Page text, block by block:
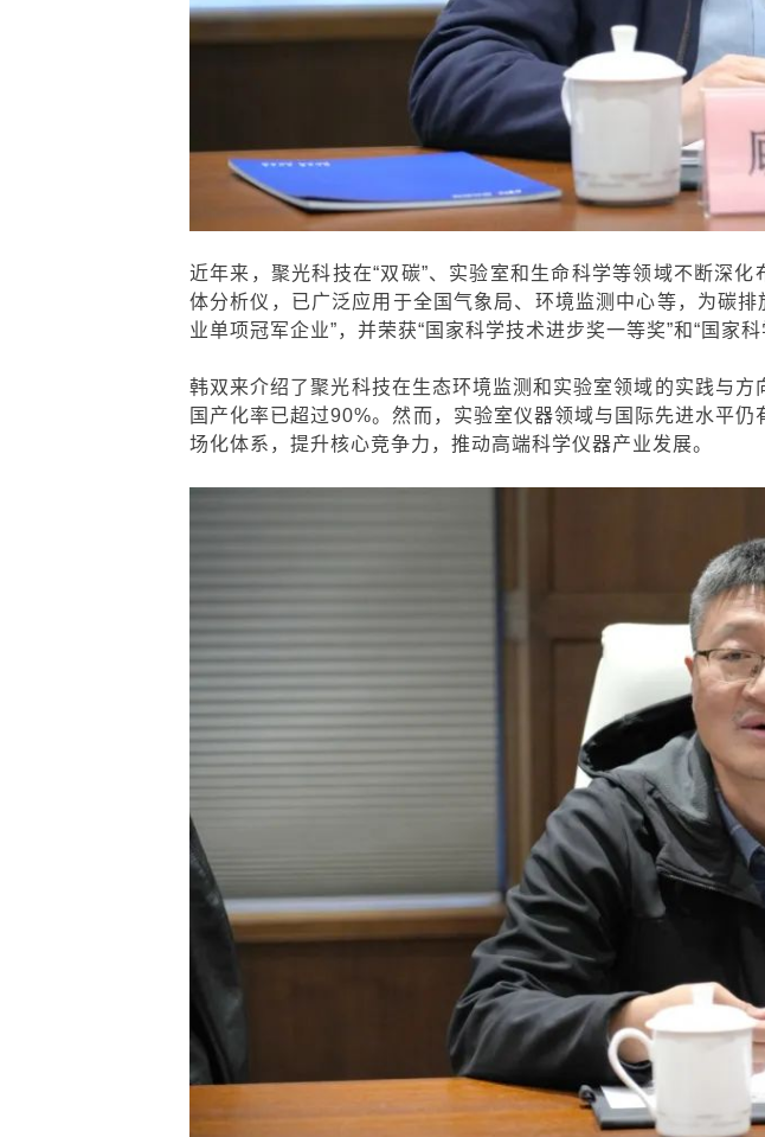
近年来，聚光科技在“双碳”、实验室和生命科学等领域不断深
体分析仪，已广泛应用于全国气象局、环境监测中心等，为碳
业单项冠军企业”，并荣获“国家科学技术进步奖一等奖”和“国家
韩双来介绍了聚光科技在生态环境监测和实验室领域的实践与
国产化率已超过90%。然而，实验室仪器领域与国际先进水平
场化体系，提升核心竞争力，推动高端科学仪器产业发展。